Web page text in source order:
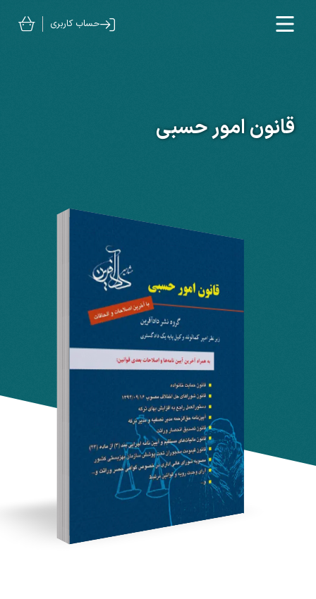
حساب کاربری
قانون امور حسبی